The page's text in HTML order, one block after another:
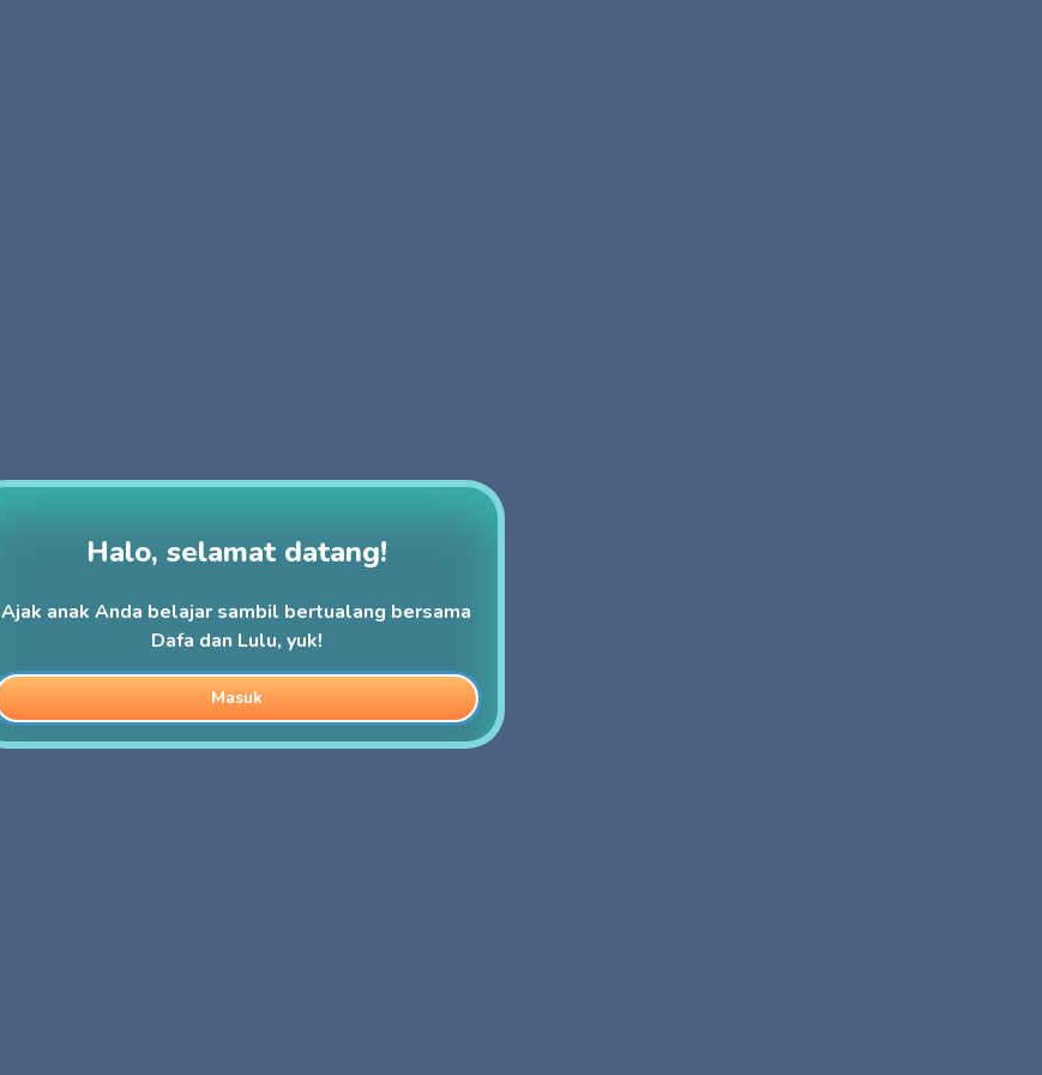
Halo, selamat datang!
Ajak anak Anda belajar sambil bertualang bersama
Dafa dan Lulu, yuk!
Masuk